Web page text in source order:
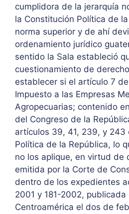
cumplidora de la jerarquía
la Constitución Política de
norma superior y de ahí
ordenamiento jurídico
sentido la Sala estableció
cuestionamiento de
establecer si el artículo 7
Impuesto a las Empresas
Agropecuarias; contenido
del Congreso de la
artículos 39, 41, 239, y 243
Política de la República, lo
no los aplique, en virtud de
emitida por la Corte de
dentro de los expedientes
2001 y 181-2002, publicada
Centroamérica el dos de